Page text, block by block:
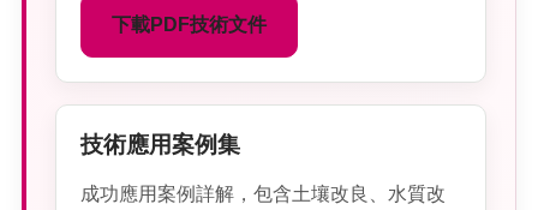
下載PDF技術文件
技術應用案例集
成功應用案例詳解，包含土壤改良、水質改